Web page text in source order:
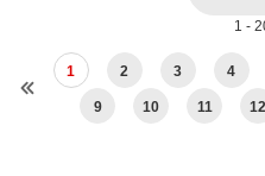
1 -
1 2 3 4
9 10 11 12